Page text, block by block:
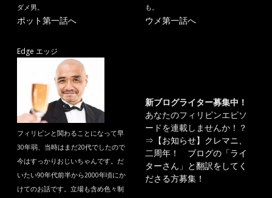
ダメ男。
ポット第一話へ
も。
ウメ第一話へ
Edge エッジ
フィリピンと関わることになって早
30年弱、当時はまだ20代でしたので
今はすっかりおじいちゃんです。だ
いたい90年代前半から2000年頃にか
けてのお話です。立場も含め色々制
新ブログライター募集中！
あなたのフィリピンエピソ
ードを連載しませんか！？
⇒ 【お知らせ】クレマニ、
二周年！ ブログの「ライ
ターさん」と翻訳をしてく
ださる方募集！